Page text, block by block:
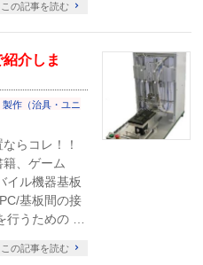
この記事を読む
介しま
製作（治具・ユニ
らコレ！！
、ゲーム
イル機器基板
基板間の接
行うための …
この記事を読む